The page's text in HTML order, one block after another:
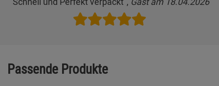
Passende Produkte